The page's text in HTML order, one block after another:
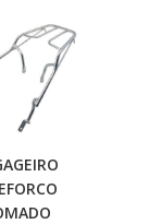
Adicionar
Carrinho